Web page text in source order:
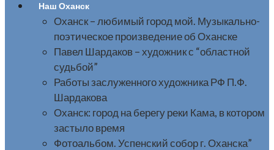
Наш Оханск
Оханск – любимый город мой. Музыкально-
поэтическое произведение об Оханске
Павел Шардаков – художник с “областной
судьбой”
Работы заслуженного художника РФ П.Ф.
Шардакова
Оханск: город на берегу реки Кама, в котором
застыло время
Фотоальбом. Успенский собор г. Оханска”